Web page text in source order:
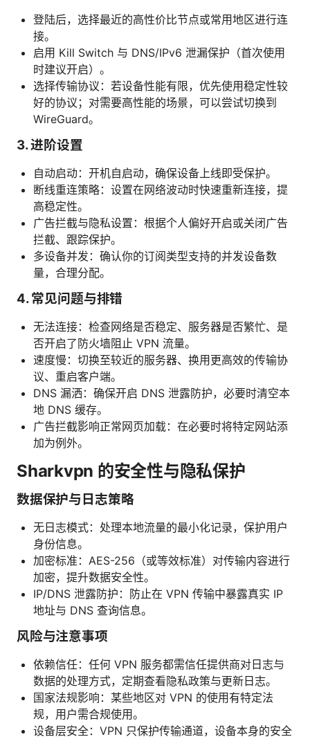
登陆后，选择最近的高性价比节点或常用地区进行连
接。
启用 Kill Switch 与 DNS/IPv6 泄漏保护（首次使用
时建议开启）。
选择传输协议：若设备性能有限，优先使用稳定性较
好的协议；对需要高性能的场景，可以尝试切换到
WireGuard。
3. 进阶设置
自动启动：开机自启动，确保设备上线即受保护。
断线重连策略：设置在网络波动时快速重新连接，提
高稳定性。
广告拦截与隐私设置：根据个人偏好开启或关闭广告
拦截、跟踪保护。
多设备并发：确认你的订阅类型支持的并发设备数
量，合理分配。
4. 常见问题与排错
无法连接：检查网络是否稳定、服务器是否繁忙、是
否开启了防火墙阻止 VPN 流量。
速度慢：切换至较近的服务器、换用更高效的传输协
议、重启客户端。
DNS 漏洒：确保开启 DNS 泄露防护，必要时清空本
地 DNS 缓存。
广告拦截影响正常网页加载：在必要时将特定网站添
加为例外。
Sharkvpn 的安全性与隐私保护
数据保护与日志策略
无日志模式：处理本地流量的最小化记录，保护用户
身份信息。
加密标准：AES-256（或等效标准）对传输内容进行
加密，提升数据安全性。
IP/DNS 泄露防护：防止在 VPN 传输中暴露真实 IP
地址与 DNS 查询信息。
风险与注意事项
依赖信任：任何 VPN 服务都需信任提供商对日志与
数据的处理方式，定期查看隐私政策与更新日志。
国家法规影响：某些地区对 VPN 的使用有特定法
规，用户需合规使用。
设备层安全：VPN 只保护传输通道，设备本身的安全